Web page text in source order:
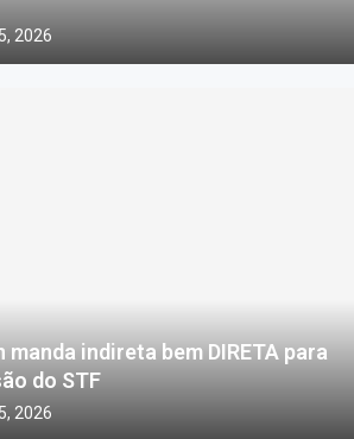
2026
manda indireta bem DIRETA para
do STF
2026